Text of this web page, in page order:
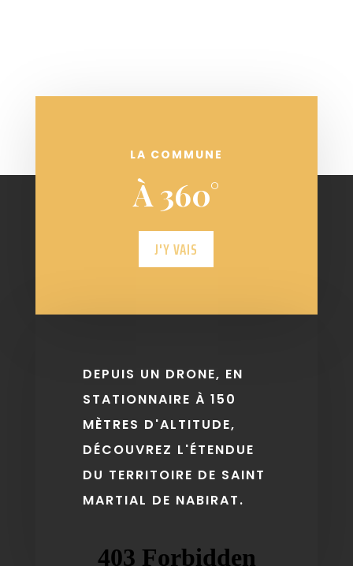
LA COMMUNE
À 360°
J'Y VAIS
DEPUIS UN DRONE, EN
STATIONNAIRE À 150
MÈTRES D'ALTITUDE,
DÉCOUVREZ L'ÉTENDUE
DU TERRITOIRE DE SAINT
MARTIAL DE NABIRAT.